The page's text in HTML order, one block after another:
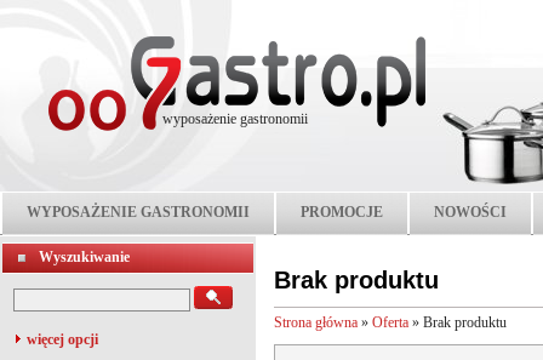
wyposażenie gastronomii
WYPOSAŻENIE GASTRONOMII PROMOCJE NOWOŚCI
Wyszukiwanie
więcej opcji
Brak produktu
Strona główna » Oferta » Brak produktu